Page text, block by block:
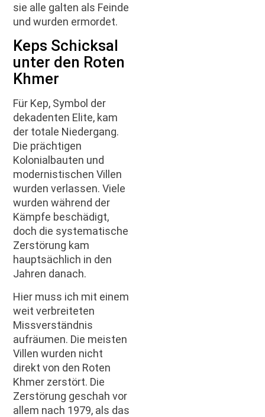
sie alle galten als Feinde
und wurden ermordet.
Keps Schicksal
unter den Roten
Khmer
Für Kep, Symbol der
dekadenten Elite, kam
der totale Niedergang.
Die prächtigen
Kolonialbauten und
modernistischen Villen
wurden verlassen. Viele
wurden während der
Kämpfe beschädigt,
doch die systematische
Zerstörung kam
hauptsächlich in den
Jahren danach.
Hier muss ich mit einem
weit verbreiteten
Missverständnis
aufräumen. Die meisten
Villen wurden nicht
direkt von den Roten
Khmer zerstört. Die
Zerstörung geschah vor
allem nach 1979, als das